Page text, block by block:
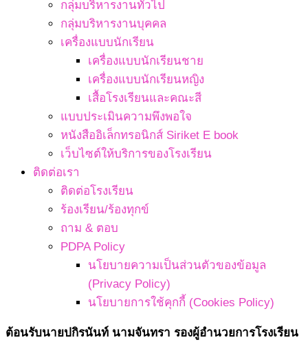
กลุ่มบริหารงานทั่วไป
กลุ่มบริหารงานบุคคล
เครื่องแบบนักเรียน
เครื่องแบบนักเรียนชาย
เครื่องแบบนักเรียนหญิง
เสื้อโรงเรียนและคณะสี
แบบประเมินความพึงพอใจ
หนังสืออิเล็กทรอนิกส์ Siriket E book
เว็บไซต์ให้บริการของโรงเรียน
ติดต่อเรา
ติดต่อโรงเรียน
ร้องเรียน/ร้องทุกข์
ถาม & ตอบ
PDPA Policy
นโยบายความเป็นส่วนตัวของข้อมูล
(Privacy Policy)
นโยบายการใช้คุกกี้ (Cookies Policy)
ต้อนรับนายปกิรนันท์ นามจันทรา รองผู้อำนวยการโรงเรียน